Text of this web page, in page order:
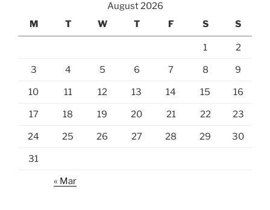
August 2026
M
T W T F S S
1 2
3 4 5 6 7 8 9
10 11 12 13 14 15 16
17 18 19 20 21 22 23
24 25 26 27 28 29 30
31
« Mar